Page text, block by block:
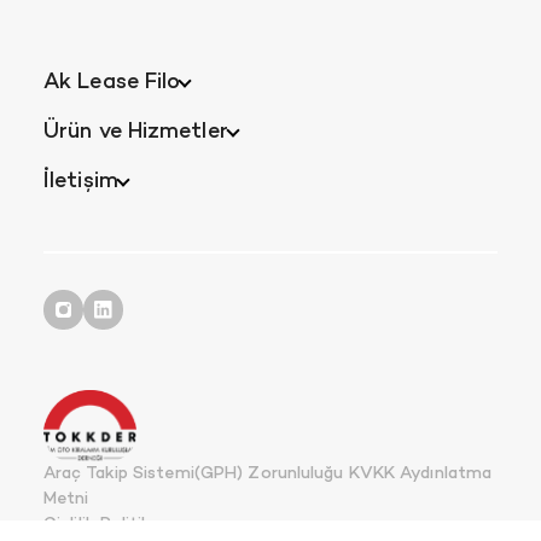
Ak Lease Filo
Ürün ve Hizmetler
İletişim
Gizlilik Politikası
Araç Takip Sistemi(GPH) Zorunluluğu KVKK Aydınlatma
Metni